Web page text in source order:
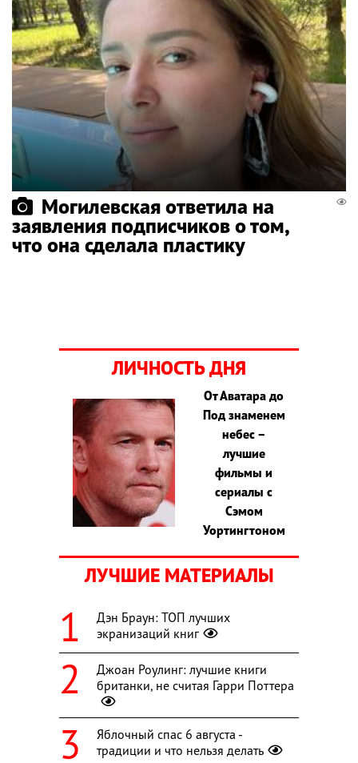
Могилевская ответила на
заявления подписчиков о том,
что она сделала пластику
ЛИЧНОСТЬ ДНЯ
От Аватара до
Под знаменем
небес –
лучшие
фильмы и
сериалы с
Сэмом
Уортингтоном
ЛУЧШИЕ МАТЕРИАЛЫ
Дэн Браун: ТОП лучших
экранизаций книг
Джоан Роулинг: лучшие книги
британки, не считая Гарри Поттера
Яблочный спас 6 августа -
традиции и что нельзя делать